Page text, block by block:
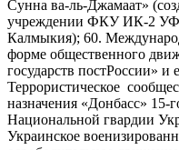
Сунна ва-ль-Джамаат»
учреждении ФКУ ИК-2
Калмыкия); 60.
форме общественного
государств постРоссии» и
Террористическое
назначения «Донбасс» 15-
Национальной гвардии
Украинское